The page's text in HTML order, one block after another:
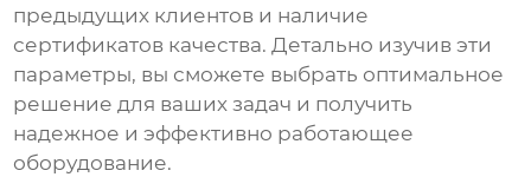
предыдущих клиентов и наличие
сертификатов качества. Детально изучив эти
параметры, вы сможете выбрать оптимальное
решение для ваших задач и получить
надежное и эффективно работающее
оборудование.